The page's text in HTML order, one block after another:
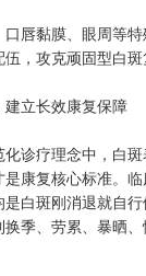
口唇黏膜、眼周等
，攻克顽固型白斑
建立长效康复保障
诊疗理念中，白
康复核心标准。
是白斑刚消退就自
换季、劳累、暴晒